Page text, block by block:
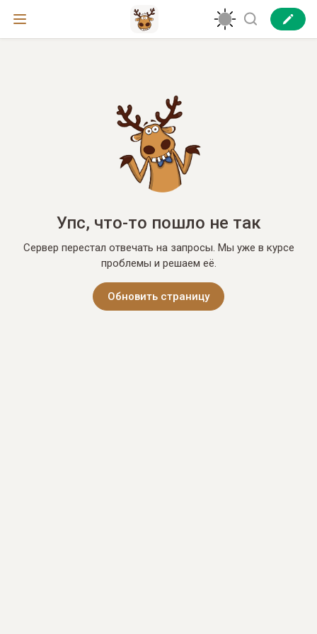
Упс, что-то пошло не так
Сервер перестал отвечать на запросы. Мы уже в курсе
проблемы и решаем её.
Обновить страницу